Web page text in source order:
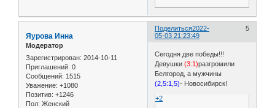
Поделиться 5
2022-
05-03 21:23:49
Яурова Инна
Модератор
Зарегистрирован: 2014-10-11
Приглашений: 0
Сообщений: 1515
Уважение: +1080
Позитив: +1246
Пол: Женский
Сегодня две победы!!!
Девушки(3:1)разгромили
Белгород, а мужчины
(2,5:1,5)- Новосибирск!
+2